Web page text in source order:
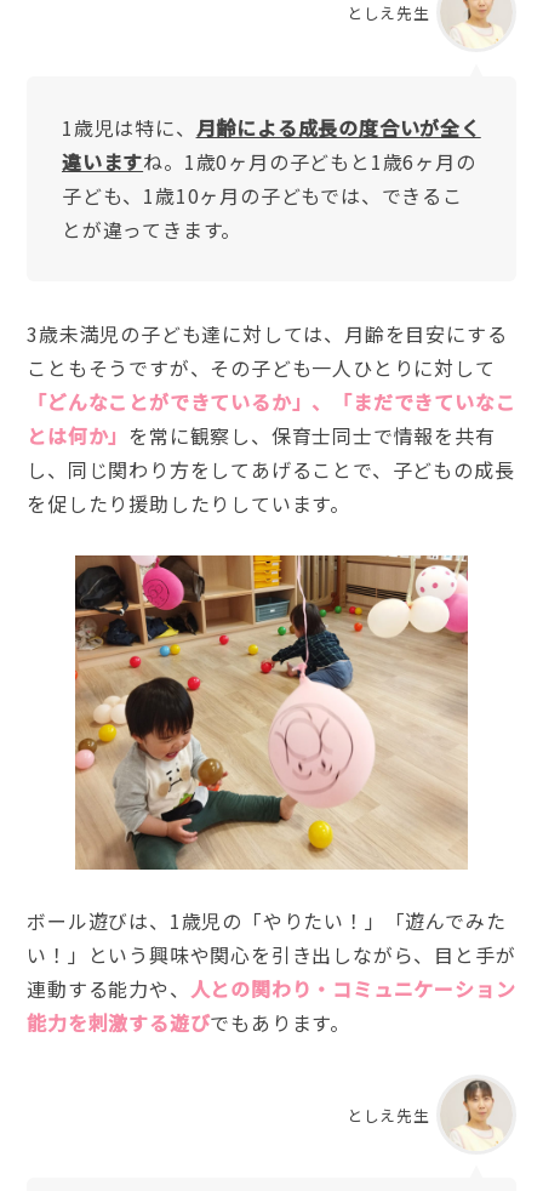
としえ先生
1歳児は特に、 月齢による成長の度合いが全く
違いますね。1歳0ヶ月の子どもと1歳6ヶ月の
子ども、1歳10ヶ月の子どもでは、できるこ
とが違ってきます。
3歳未満児の子ども達に対しては、月齢を目安にする
こともそうですが、その子ども一人ひとりに対して
「どんなことができているか」、「まだできていなこ
とは何か」 を常に観察し、保育士同士で情報を共有
し、同じ関わり方をしてあげることで、子どもの成長
を促したり援助したりしています。
ボール遊びは、1歳児の「やりたい！」「遊んでみた
い！」という興味や関心を引き出しながら、目と手が
連動する能力や、 人との関わり・コミュニケーション
能力を刺激する遊びでもあります。
としえ先生